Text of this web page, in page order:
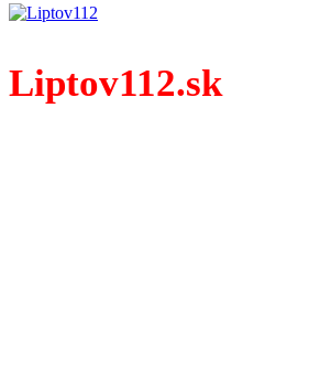
Liptov112.sk